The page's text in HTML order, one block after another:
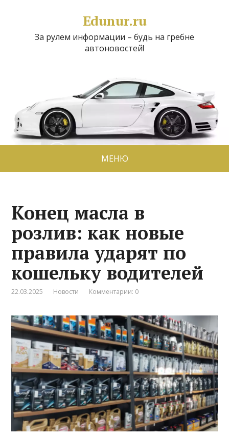
Edunur.ru
За рулем информации – будь на гребне
автоновостей!
МЕНЮ
Конец масла в
розлив: как новые
правила ударят по
кошельку водителей
22.03.2025 Новости Комментарии: 0